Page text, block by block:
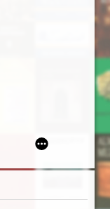
of third age
1939): studium